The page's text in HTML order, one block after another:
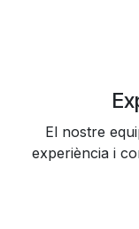
El nostre
experiència i